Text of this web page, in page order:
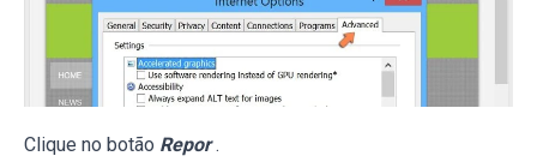
Clique no botão Repor .